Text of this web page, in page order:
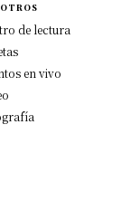
de lectura
en vivo